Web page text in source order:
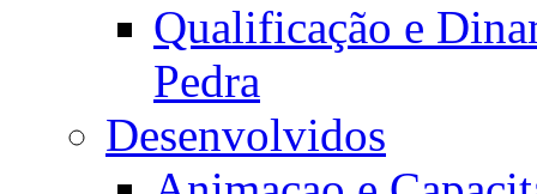
Qualificação e
Pedra
Desenvolvidos